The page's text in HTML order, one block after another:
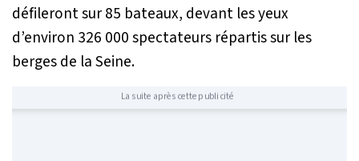
défileront sur 85 bateaux, devant les yeux
d’environ 326 000 spectateurs répartis sur les
berges de la Seine.
La suite après cette publicité